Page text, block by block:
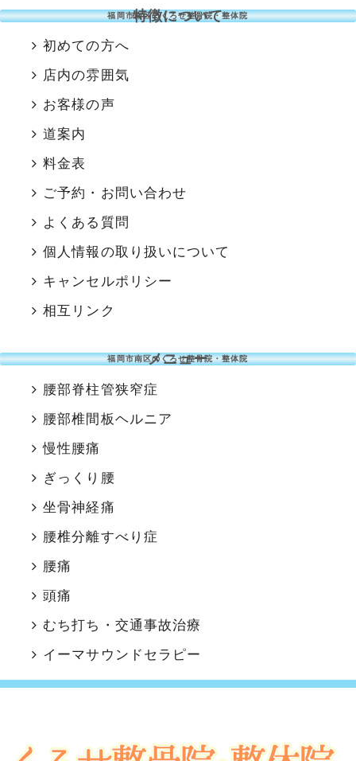
福岡市南区のくろせ整骨院・整体院
特徴について
初めての方へ
店内の雰囲気
お客様の声
道案内
料金表
ご予約・お問い合わせ
よくある質問
個人情報の取り扱いについて
キャンセルポリシー
相互リンク
福岡市南区のくろせ整骨院・整体院
メニュー
腰部脊柱管狭窄症
腰部椎間板ヘルニア
慢性腰痛
ぎっくり腰
坐骨神経痛
腰椎分離すべり症
腰痛
頭痛
むち打ち・交通事故治療
イーマサウンドセラピー